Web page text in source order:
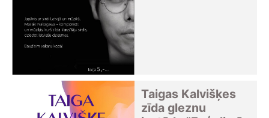
Taigas Kalvišķes
zīda gleznu